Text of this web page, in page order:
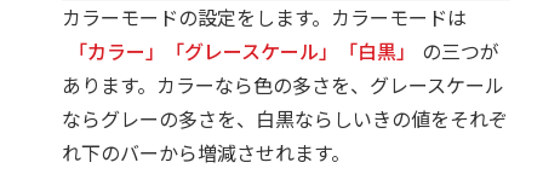
カラーモードの設定をします。カラーモードは
「カラー」「グレースケール」「白黒」
の三つが
あります。カラーなら色の多さを、グレースケール
ならグレーの多さを、白黒ならしいきの値をそれぞ
れ下のバーから増減させれます。